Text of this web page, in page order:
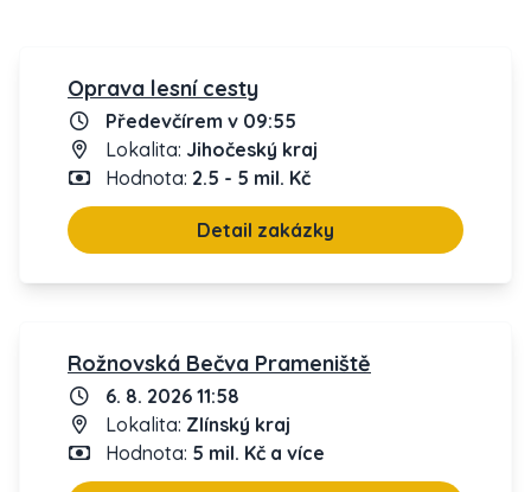
Oprava lesní cesty
Předevčírem v 09:55
Lokalita: Jihočeský kraj
Hodnota: 2.5 - 5 mil. Kč
Detail zakázky
Rožnovská Bečva Prameniště
6. 8. 2026 11:58
Lokalita: Zlínský kraj
Hodnota: 5 mil. Kč a více